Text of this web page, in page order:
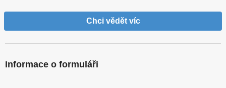
Chci vědět víc
Informace o formuláři